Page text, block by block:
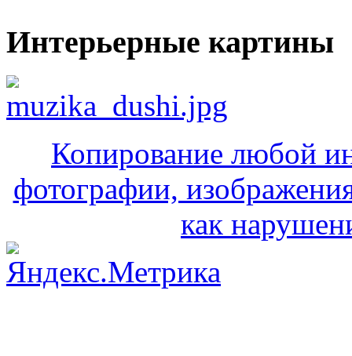
Интерьерные картины
Копирование любой
фотографии,
как